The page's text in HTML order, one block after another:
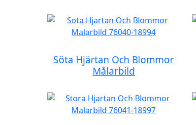
Söta Hjärtan Och Blommor
Målarbild